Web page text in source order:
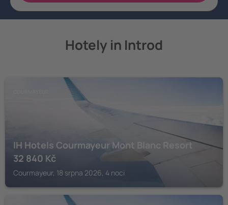
Hotely in Introd
IH Hotels Courmayeur Mont Blanc Resort
32 840 Kč
Courmayeur, 18 srpna 2026, 4 noci